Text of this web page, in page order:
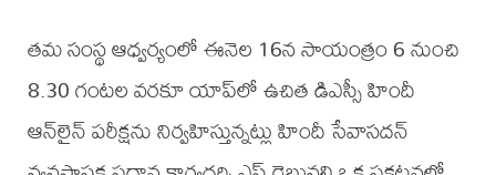
తమ సంస్థ ఆధ్వర్యంలో ఈనెల 16న సాయంత్రం 6 నుంచి
8.30 గంటల వరకూ యాప్‌లో ఉచిత డిఎస్సీ హిందీ
ఆన్‌లైన్‌ పరీక్షను నిర్వహిస్తున్నట్లు హిందీ సేవాసదన్‌